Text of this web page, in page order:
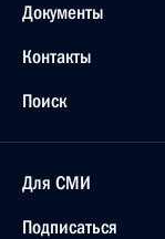
Документы
Контакты
Поиск
Для СМИ
Подписаться